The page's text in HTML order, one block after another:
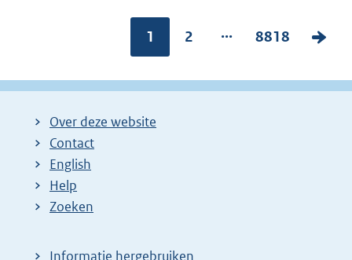
Pagina:
1
P
g
2 ...
P
g
8818
V
l
Over deze website
Contact
English
Help
Zoeken
Informatie hergebruiken